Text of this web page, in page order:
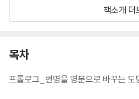
끝난 관계로부터 도망치는 것의 중요
보내주는 방법 등에 대해서도 다룬다.
『나는 도망칠 때 가장 용감한 얼굴이
가게 하는 글에 신선한 자극을 받게 되
책소개 더
목차
프롤로그_변명을 명분으로 바꾸는 도